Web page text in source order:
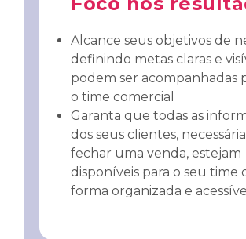
Alcance seus objetivos de
definindo metas claras e
podem ser acompanhadas
o time comercial
Garanta que todas as
dos seus clientes,
fechar uma venda, estejam
disponíveis para o seu time
forma organizada e acessível